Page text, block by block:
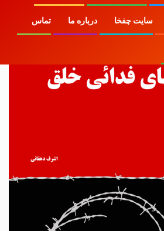
سایت چفخا درباره ما تماس